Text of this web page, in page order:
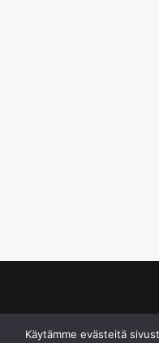
Käytämme evästeitä